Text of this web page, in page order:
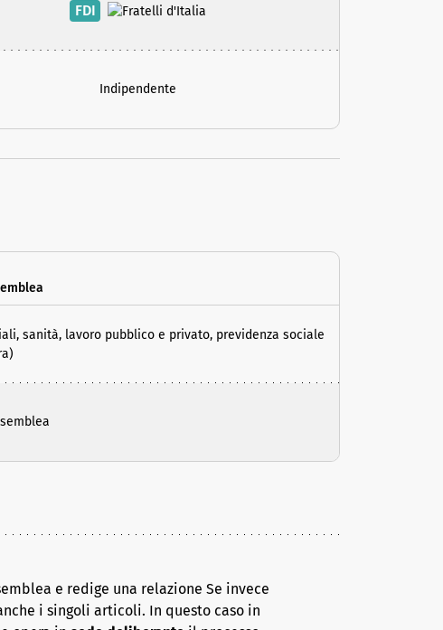
FDI
Indipendente
sanità, lavoro pubblico e privato, previdenza sociale
e redige una relazione Se invece
i singoli articoli. In questo caso in